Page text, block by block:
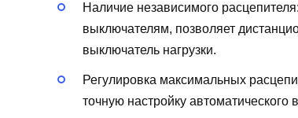
Наличие независимого расцепителя:
выключателям, позволяет
выключатель нагрузки.
Регулировка максимальных
точную настройку автоматического